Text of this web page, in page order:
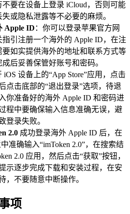
要在设备上登录 iCloud，否则可能
或隐私泄露等不必要的麻烦。
Apple ID ：你可以登录苹果官方网
指引注册一个海外的 Apple ID，在注
要如实提供海外的地址和联系方式等
后妥善保管好账号和密码。
iOS 设备上的“App Store”应用，点击
点击底部的“退出登录”选项，待退
你准备好的海外 Apple ID 和密码进
程中要确保输入信息准确无误，避
登录失败。
2.0 成功登录海外 Apple ID 后，在
准确输入“imToken 2.0”，在搜索结
2.0 应用，然后点击“获取”按钮，
示逐步完成下载和安装过程，在安
，不要随意中断操作。
项